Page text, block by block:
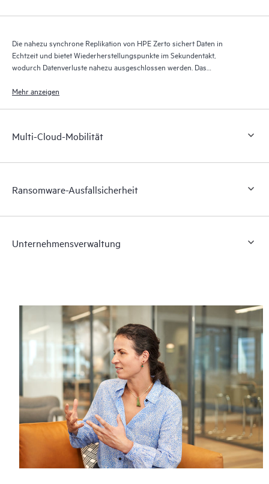
Die nahezu synchrone Replikation von HPE Zerto sichert Daten in
Echtzeit und bietet Wiederherstellungspunkte im Sekundentakt,
wodurch Datenverluste nahezu ausgeschlossen werden. Das
Tausende von Wiederherstellungspunkten und ermöglicht so eine
Mehr anzeigen
Multi-Cloud-Mobilität
Ransomware-Ausfallsicherheit
Unternehmensverwaltung